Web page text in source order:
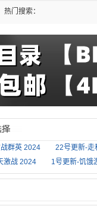
热门搜索：
群英 2024
22号更新-走
激战 2024
1号更新-饥饿